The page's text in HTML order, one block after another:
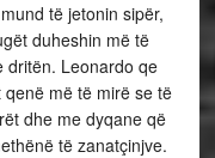
të jetonin sipër,
duheshin më të
dritën. Leonardo qe
më të mirë se të
dhe me dyqane që
të zanatçinjve.